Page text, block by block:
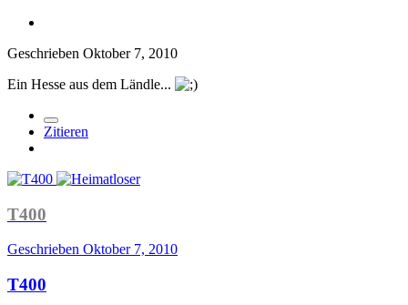
Geschrieben Oktober 7, 2010
Ein Hesse aus dem Ländle...
Zitieren
T400
Geschrieben Oktober 7, 2010
T400